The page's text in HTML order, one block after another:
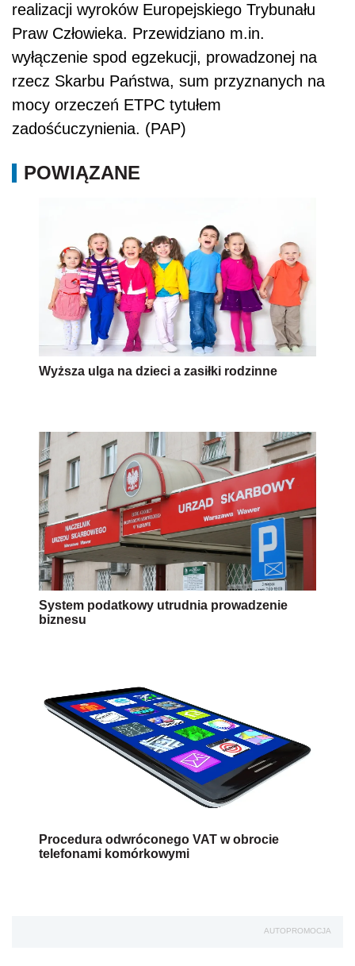
realizacji wyroków Europejskiego Trybunału
Praw Człowieka. Przewidziano m.in.
wyłączenie spod egzekucji, prowadzonej na
rzecz Skarbu Państwa, sum przyznanych na
mocy orzeczeń ETPC tytułem
zadośćuczynienia. (PAP)
POWIĄZANE
Wyższa ulga na dzieci a zasiłki rodzinne
System podatkowy utrudnia prowadzenie
biznesu
Procedura odwróconego VAT w obrocie
telefonami komórkowymi
AUTOPROMOCJA